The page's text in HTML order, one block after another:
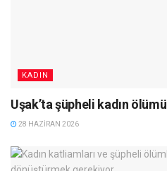
KADIN
Uşak’ta şüpheli kadın ölümü
28 HAZIRAN 2026